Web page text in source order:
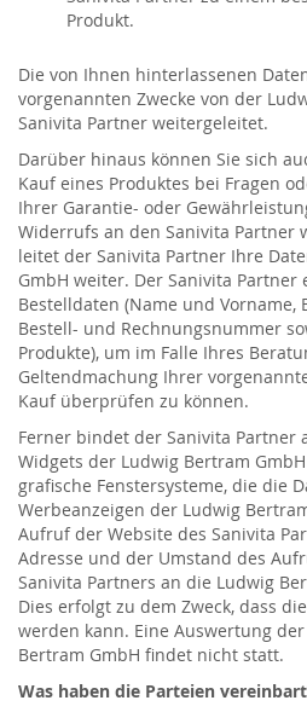
Produkt.
Die von Ihnen hinterlassenen
vorgenannten Zwecke von der
Sanivita Partner weitergeleitet.
Darüber hinaus können Sie sich
Kauf eines Produktes bei Fragen
Ihrer Garantie- oder
Widerrufs an den Sanivita Partner
leitet der Sanivita Partner Ihre
GmbH weiter. Der Sanivita
Bestelldaten (Name und
Bestell- und Rechnungsnummer
Produkte), um im Falle Ihres
Geltendmachung Ihrer
Kauf überprüfen zu können.
Ferner bindet der Sanivita Partner
Widgets der Ludwig Bertram
grafische Fenstersysteme, die die
Werbeanzeigen der Ludwig
Aufruf der Website des Sanivita
Adresse und der Umstand des
Sanivita Partners an die Ludwig
Dies erfolgt zu dem Zweck, dass
werden kann. Eine Auswertung
Bertram GmbH findet nicht statt.
Was haben die Parteien